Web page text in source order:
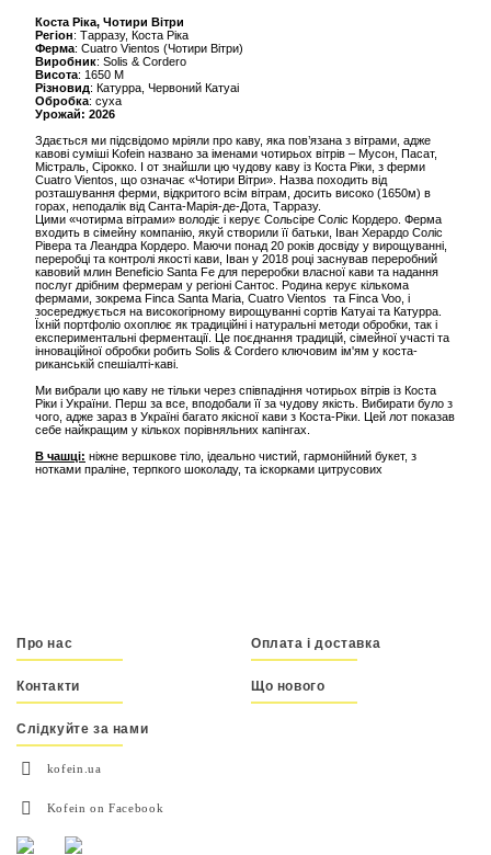
Коста Ріка, Чотири Вітри
Регіон: Тарразу, Коста Ріка
Ферма: Cuatro Vientos (Чотири Вітри)
Виробник: Solis & Cordero
Висота: 1650 M
Різновид: Катурра, Червоний Катуаі
Обробка: суха
Урожай: 2026
Здається ми підсвідомо мріяли про каву, яка пов’язана з вітрами, адже
кавові суміші Kofein названо за іменами чотирьох вітрів – Мусон, Пасат,
Містраль, Сірокко. І от знайшли цю чудову каву із Коста Ріки, з ферми
Cuatro Vientos, що означає «Чотири Вітри». Назва походить від
розташування ферми, відкритого всім вітрам, досить високо (1650м) в
горах, неподалік від Санта-Марія-де-Дота, Тарразу.
Цими «чотирма вітрами» володіє і керує Сольсіре Соліс Кордеро. Ферма
входить в сімейну компанію, якуй створили її батьки, Іван Херардо Соліс
Рівера та Леандра Кордеро. Маючи понад 20 років досвіду у вирощуванні,
переробці та контролі якості кави, Іван у 2018 році заснував переробний
кавовий млин Beneficio Santa Fe для переробки власної кави та надання
послуг дрібним фермерам у регіоні Сантос. Родина керує кількома
фермами, зокрема Finca Santa Maria, Cuatro Vientos та Finca Voo, і
зосереджується на високогірному вирощуванні сортів Катуаі та Катурра.
Їхній портфоліо охоплює як традиційні і натуральні методи обробки, так і
експериментальні ферментації. Це поєднання традицій, сімейної участі та
інноваційної обробки робить Solis & Cordero ключовим ім'ям у коста-
риканській спешіалті-каві.
Ми вибрали цю каву не тільки через співпадіння чотирьох вітрів із Коста
Ріки і України. Перш за все, вподобали її за чудову якість. Вибирати було з
чого, адже зараз в Україні багато якісної кави з Коста-Ріки. Цей лот показав
себе найкращим у кількох порівняльних капінгах.
В чашці: ніжне вершкове тіло, ідеально чистий, гармонійний букет, з
нотками праліне, терпкого шоколаду, та іскорками цитрусових
Про нас Оплата і доставка
Контакти Що нового
Слідкуйте за нами
kofein.ua
Kofein on Facebook